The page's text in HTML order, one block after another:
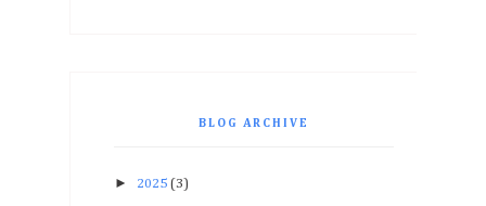
BLOG ARCHIVE
► 2025 (3)